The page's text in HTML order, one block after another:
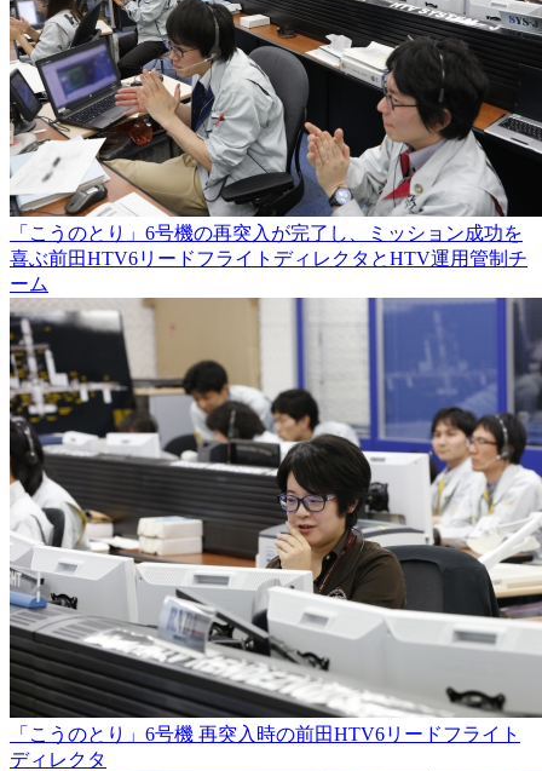
「こうのとり」6号機の再突入が完了し、ミッション成功を
喜ぶ前田HTV6リードフライトディレクタとHTV運用管制チ
ーム
「こうのとり」6号機 再突入時の前田HTV6リードフライト
ディレクタ